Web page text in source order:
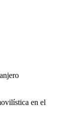
en el